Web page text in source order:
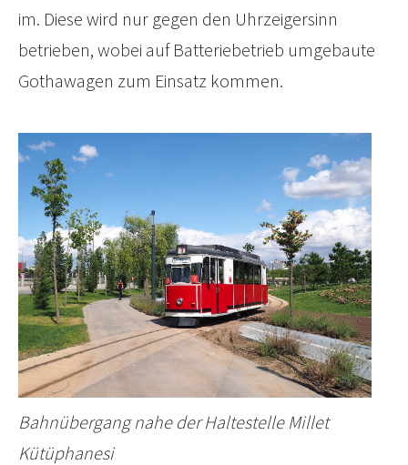
im. Diese wird nur gegen den Uhrzeigersinn
betrieben, wobei auf Batteriebetrieb umgebaute
Gothawagen zum Einsatz kommen.
Bahnübergang nahe der Haltestelle Millet
Kütüphanesi